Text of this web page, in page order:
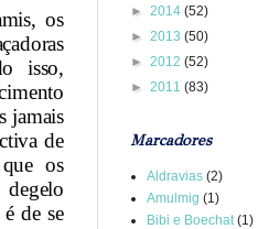
os
isso,
jamais
de
os
degelo
de se
► 2014 (52)
► 2013 (50)
► 2012 (52)
► 2011 (83)
Marcadores
Aldravias (2)
Amulmig (1)
Bibi e Boechat (1)